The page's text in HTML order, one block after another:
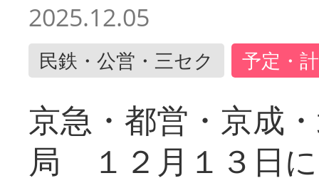
2025.12.05
民鉄・公営・三セク 予定・
京急・都営・京成
局 １２月１３日